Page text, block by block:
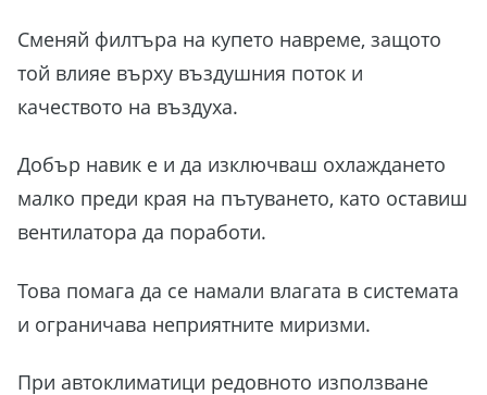
Сменяй филтъра на купето навреме, защото
той влияе върху въздушния поток и
качеството на въздуха.
Добър навик е и да изключваш охлаждането
малко преди края на пътуването, като оставиш
вентилатора да поработи.
Това помага да се намали влагата в системата
и ограничава неприятните миризми.
При автоклиматици редовното използване